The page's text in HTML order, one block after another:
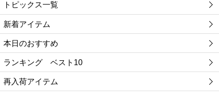
トピックス一覧
新着アイテム
本日のおすすめ
ランキング ベスト10
再入荷アイテム